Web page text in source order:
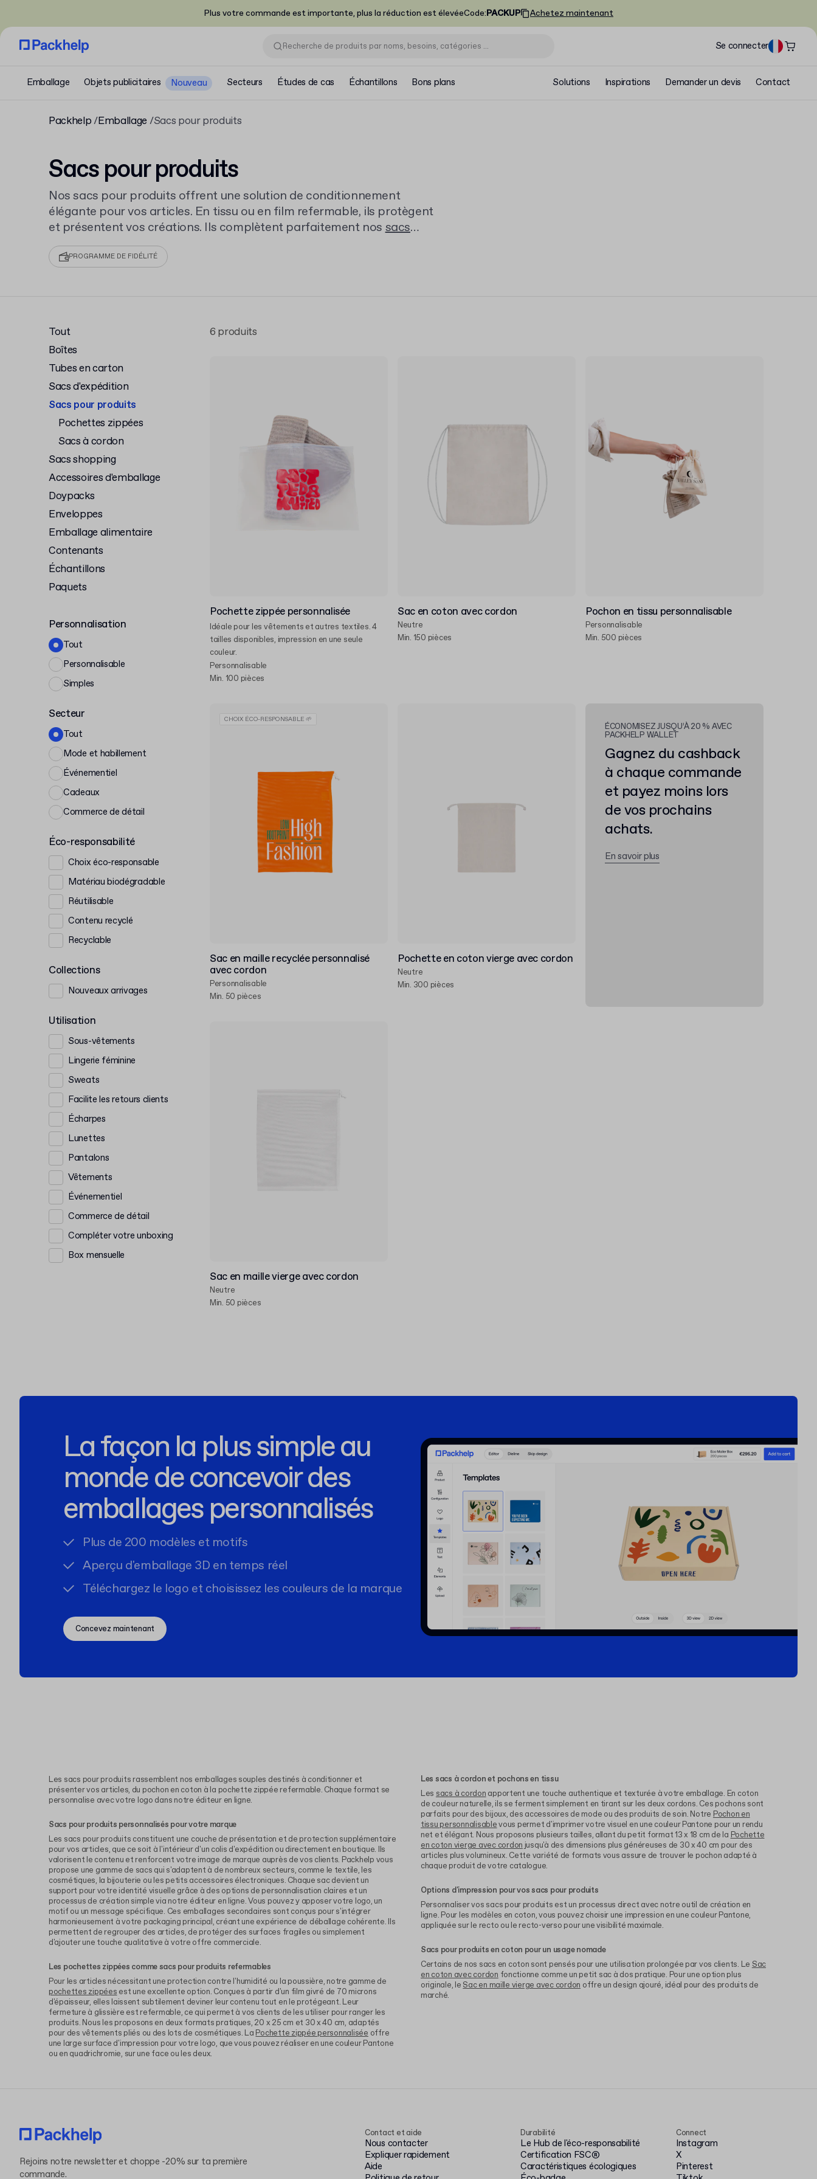
Plus votre commande est importante, plus la réduction est élevéeCode:PACKUP Achetez maintenant
Se connecter
Emballage Objets publicitaires Nouveau Secteurs Études de cas Échantillons Bons plans Solutions Inspirations Demander un devis Contact
Packhelp Emballage Sacs pour produits
Sacs pour produits
Nos sacs pour produits offrent une solution de conditionnement
élégante pour vos articles. En tissu ou en film refermable, ils protègent
et présentent vos créations. Ils complètent parfaitement nossacs
shopping avec poignées
boutique.
PROGRAMME DE FIDÉLITÉ
Tout
Boîtes
Tubes en carton
Sacs d'expédition
Sacs pour produits
Pochettes zippées
Sacs à cordon
Sacs shopping
Accessoires d'emballage
Doypacks
Enveloppes
Emballage alimentaire
Contenants
Échantillons
Paquets
Personnalisation
Tout
Personnalisable
Simples
Secteur
Tout
Mode et habillement
Événementiel
Cadeaux
Commerce de détail
Éco-responsabilité
Choix éco-responsable
Matériau biodégradable
Réutilisable
Contenu recyclé
Recyclable
Collections
Nouveaux arrivages
Utilisation
Sous-vêtements
Lingerie féminine
Sweats
Facilite les retours clients
Écharpes
Lunettes
Pantalons
Vêtements
Événementiel
Commerce de détail
Compléter votre unboxing
Box mensuelle
6 produits
Pochette zippée personnalisée
Idéale pour les vêtements et autres textiles. 4
tailles disponibles, impression en une seule
couleur.
Personnalisable
Min. 100 pièces
Sac en coton avec cordon
Neutre
Min. 150 pièces
Pochon en tissu personnalisable
Personnalisable
Min. 500 pièces
Sac en maille recyclée personnalisé
avec cordon
Personnalisable
Min. 50 pièces
CHOIX ÉCO-RESPONSABLE 🌱
Pochette en coton vierge avec cordon
Neutre
Min. 300 pièces
Sac en maille vierge avec cordon
Neutre
Min. 50 pièces
ÉCONOMISEZ JUSQU’À 20 % AVEC
PACKHELP WALLET
Gagnez du cashback
à chaque commande
et payez moins lors
de vos prochains
achats.
En savoir plus
La façon la plus simple au
monde de concevoir des
emballages personnalisés
Plus de 200 modèles et motifs
Aperçu d'emballage 3D en temps réel
Téléchargez le logo et choisissez les couleurs de la marque
Concevez maintenant
Les sacs pour produits rassemblent nos emballages souples destinés à conditionner et
présenter vos articles, du pochon en coton à la pochette zippée refermable. Chaque format se
personnalise avec votre logo dans notre éditeur en ligne.
Sacs pour produits personnalisés pour votre marque
Les sacs pour produits constituent une couche de présentation et de protection supplémentaire
pour vos articles, que ce soit à l'intérieur d'un colis d'expédition ou directement en boutique. Ils
valorisent le contenu et renforcent votre image de marque auprès de vos clients. Packhelp vous
propose une gamme de sacs qui s'adaptent à de nombreux secteurs, comme le textile, les
cosmétiques, la bijouterie ou les petits accessoires électroniques. Chaque sac devient un
support pour votre identité visuelle grâce à des options de personnalisation claires et un
processus de création simple via notre éditeur en ligne. Vous pouvez y apposer votre logo, un
motif ou un message spécifique. Ces emballages secondaires sont conçus pour s'intégrer
harmonieusement à votre packaging principal, créant une expérience de déballage cohérente. Ils
permettent de regrouper des articles, de protéger des surfaces fragiles ou simplement
d'ajouter une touche qualitative à votre offre commerciale.
Les pochettes zippées comme sacs pour produits refermables
Pour les articles nécessitant une protection contre l'humidité ou la poussière, notre gamme de
pochettes zippées est une excellente option. Conçues à partir d'un film givré de 70 microns
d'épaisseur, elles laissent subtilement deviner leur contenu tout en le protégeant. Leur
fermeture à glissière est refermable, ce qui permet à vos clients de les utiliser pour ranger les
produits. Nous les proposons en deux formats pratiques, 20 x 25 cm et 30 x 40 cm, adaptés
pour des vêtements pliés ou des lots de cosmétiques. La Pochette zippée personnalisée offre
une large surface d'impression pour votre logo, que vous pouvez réaliser en une couleur Pantone
ou en quadrichromie, sur une face ou les deux.
Les sacs à cordon et pochons en tissu
Les sacs à cordon apportent une touche authentique et texturée à votre emballage. En coton
de couleur naturelle, ils se ferment simplement en tirant sur les deux cordons. Ces pochons sont
parfaits pour des bijoux, des accessoires de mode ou des produits de soin. Notre Pochon en
tissu personnalisablevous permet d'imprimer votre visuel en une couleur Pantone pour un rendu
net et élégant. Nous proposons plusieurs tailles, allant du petit format 13 x 18 cm de la Pochette
en coton vierge avec cordon jusqu'à des dimensions plus généreuses de 30 x 40 cm pour des
articles plus volumineux. Cette variété de formats vous assure de trouver le pochon adapté à
chaque produit de votre catalogue.
Options d'impression pour vos sacs pour produits
Personnaliser vos sacs pour produits est un processus direct avec notre outil de création en
ligne. Pour les modèles en coton, vous pouvez choisir une impression en une couleur Pantone,
appliquée sur le recto ou le recto-verso pour une visibilité maximale.
Sacs pour produits en coton pour un usage nomade
Certains de nos sacs en coton sont pensés pour une utilisation prolongée par vos clients. Le Sac
en coton avec cordon fonctionne comme un petit sac à dos pratique. Pour une option plus
originale, le Sac en maille vierge avec cordon offre un design ajouré, idéal pour des produits de
marché.
Contact et aide
Nous contacter
Expliquer rapidement
Aide
Durabilité
Le Hub de l'éco-responsabilité
Certification FSC®
Caractéristiques écologiques
Connect
Instagram
X
Pinterest
Rejoins notre newsletter et choppe -20% sur ta première
commande.